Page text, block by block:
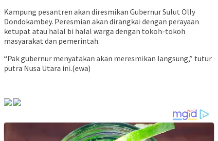
Kampung pesantren akan diresmikan Gubernur Sulut Olly
Dondokambey. Peresmian akan dirangkai dengan perayaan
ketupat atau halal bi halal warga dengan tokoh-tokoh
masyarakat dan pemerintah.
“Pak gubernur menyatakan akan meresmikan langsung,” tutur
putra Nusa Utara ini.(ewa)